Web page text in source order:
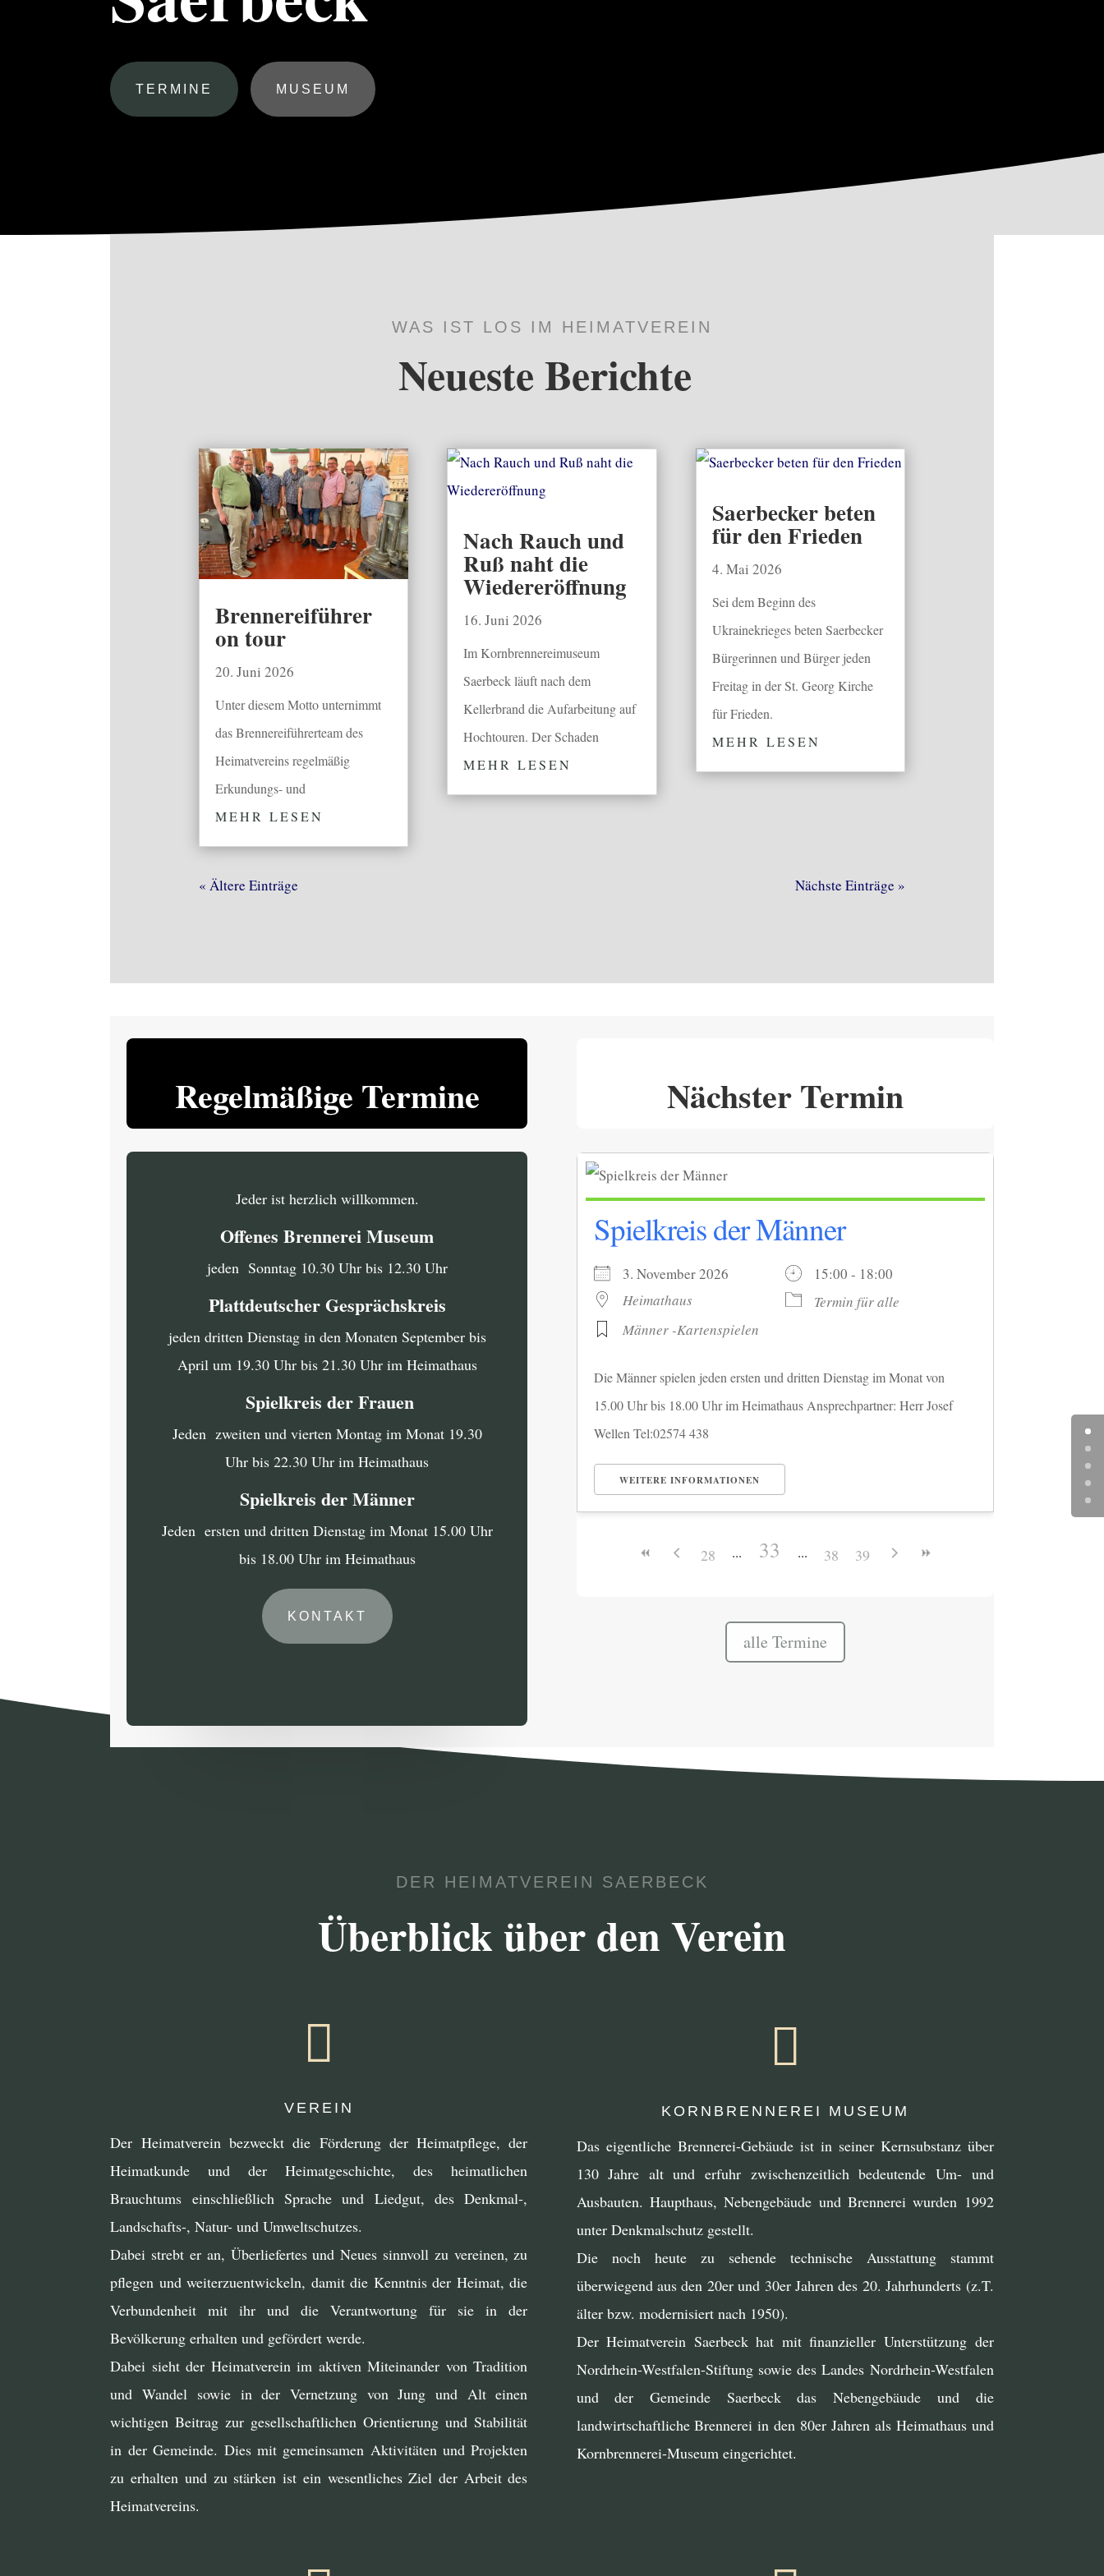
TERMINE MUSEUM
WAS IST LOS IM HEIMATVEREIN
Neueste Berichte
Brennereiführer
on tour
20. Juni 2026
Unter diesem Motto unternimmt
das Brennereiführerteam des
Heimatvereins regelmäßig
Erkundungs- und
MEHR LESEN
Nach Rauch und
Ruß naht die
Wiedereröffnung
16. Juni 2026
Im Kornbrennereimuseum
Saerbeck läuft nach dem
Kellerbrand die Aufarbeitung auf
Hochtouren. Der Schaden
MEHR LESEN
Saerbecker beten
für den Frieden
4. Mai 2026
Sei dem Beginn des
Ukrainekrieges beten Saerbecker
Bürgerinnen und Bürger jeden
Freitag in der St. Georg Kirche
für Frieden.
MEHR LESEN
« Ältere Einträge Nächste Einträge »
Regelmäßige Termine
Jeder ist herzlich willkommen.
Offenes Brennerei Museum
jeden Sonntag 10.30 Uhr bis 12.30 Uhr
Plattdeutscher Gesprächskreis
jeden dritten Dienstag in den Monaten September bis
April um 19.30 Uhr bis 21.30 Uhr im Heimathaus
Spielkreis der Frauen
Jeden zweiten und vierten Montag im Monat 19.30
Uhr bis 22.30 Uhr im Heimathaus
Spielkreis der Männer
Jeden ersten und dritten Dienstag im Monat 15.00 Uhr
bis 18.00 Uhr im Heimathaus
KONTAKT
Nächster Termin
Spielkreis der Männer
3. November 2026
15:00 - 18:00
Heimathaus
Termin für alle
Männer -Kartenspielen
Die Männer spielen jeden ersten und dritten Dienstag im Monat von
15.00 Uhr bis 18.00 Uhr im Heimathaus Ansprechpartner: Herr Josef
Wellen Tel:02574 438
WEITERE INFORMATIONEN
28 33 38 39
alle Termine
DER HEIMATVEREIN SAERBECK
Überblick über den Verein

VEREIN
Der Heimatverein bezweckt die Förderung der Heimatpflege, der
Heimatkunde und der Heimatgeschichte, des heimatlichen
Brauchtums einschließlich Sprache und Liedgut, des Denkmal-,
Landschafts-, Natur- und Umweltschutzes.
Dabei strebt er an, Überliefertes und Neues sinnvoll zu vereinen, zu
pflegen und weiterzuentwickeln, damit die Kenntnis der Heimat, die
Verbundenheit mit ihr und die Verantwortung für sie in der
Bevölkerung erhalten und gefördert werde.
Dabei sieht der Heimatverein im aktiven Miteinander von Tradition
und Wandel sowie in der Vernetzung von Jung und Alt einen
wichtigen Beitrag zur gesellschaftlichen Orientierung und Stabilität
in der Gemeinde. Dies mit gemeinsamen Aktivitäten und Projekten
zu erhalten und zu stärken ist ein wesentliches Ziel der Arbeit des
Heimatvereins.

KORNBRENNEREI MUSEUM
Das eigentliche Brennerei-Gebäude ist in seiner Kernsubstanz über
130 Jahre alt und erfuhr zwischenzeitlich bedeutende Um- und
Ausbauten. Haupthaus, Nebengebäude und Brennerei wurden 1992
unter Denkmalschutz gestellt.
Die noch heute zu sehende technische Ausstattung stammt
überwiegend aus den 20er und 30er Jahren des 20. Jahrhunderts (z.T.
älter bzw. modernisiert nach 1950).
Der Heimatverein Saerbeck hat mit finanzieller Unterstützung der
Nordrhein-Westfalen-Stiftung sowie des Landes Nordrhein-Westfalen
und der Gemeinde Saerbeck das Nebengebäude und die
landwirtschaftliche Brennerei in den 80er Jahren als Heimathaus und
Kornbrennerei-Museum eingerichtet.